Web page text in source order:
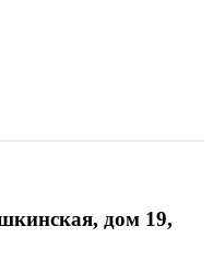
дом 19,